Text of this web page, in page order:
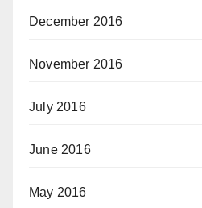
December 2016
November 2016
July 2016
June 2016
May 2016